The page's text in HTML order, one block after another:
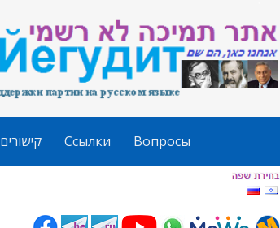
קישורים Ссылки Вопросы